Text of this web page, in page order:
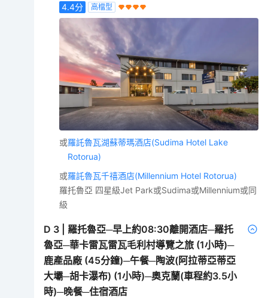
4.4分 高檔型
或羅託魯瓦湖蘇蒂瑪酒店(Sudima Hotel Lake
Rotorua)
或羅託魯瓦千禧酒店(Millennium Hotel Rotorua)
羅托魯亞 四星級Jet Park或Sudima或Millennium或同
級
D 3
羅托魯亞─早上約08:30離開酒店─羅托
魯亞─華卡雷瓦雷瓦毛利村導覽之旅 (1小時)─
鹿產品廠 (45分鐘)─午餐─陶波(阿拉蒂亞蒂亞
大壩─胡卡瀑布) (1小時)─奧克蘭(車程約3.5小
時)─晚餐─住宿酒店